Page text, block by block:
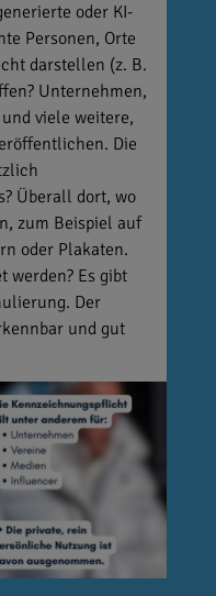
oder KI-
Personen, Orte
darstellen (z. B.
Unternehmen,
viele weitere,
Die
Überall dort, wo
zum Beispiel auf
oder Plakaten.
werden? Es gibt
Der
und gut